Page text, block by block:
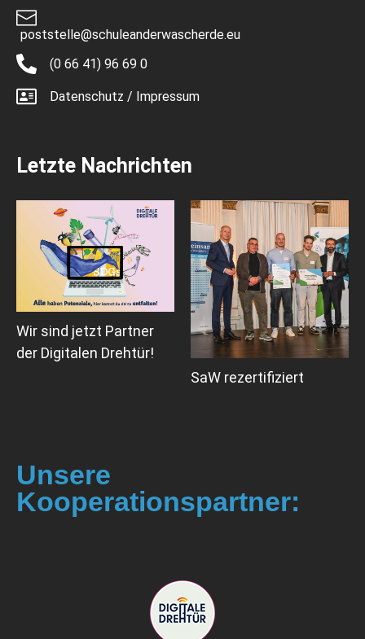
Letzte Nachrichten
Wir sind jetzt Partner
der Digitalen Drehtür!
SaW rezertifiziert
poststelle@schuleanderwascherde.eu
(0 66 41) 96 69 0
Datenschutz / Impressum
Unsere
Kooperationspartner: